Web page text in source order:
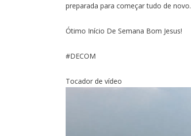
preparada para começar tudo de novo.
Ótimo Início De Semana Bom Jesus!
#DECOM
Tocador de vídeo